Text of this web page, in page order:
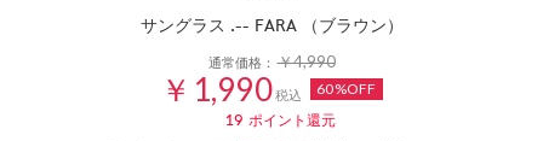
サングラス .-- FARA （ブラウン）
通常価格：￥4,990
￥1,990税込 60%OFF
19 ポイント還元